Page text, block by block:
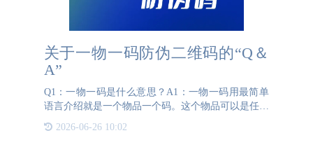
关于一物一码防伪二维码的“Q＆
A”
Q1：一物一码是什么意思？A1：一物一码用最简单
语言介绍就是一个物品一个码。这个物品可以是任意
就是一瓶一码；如果是盒装产品就是一盒一码，总
2026-06-26 10:02